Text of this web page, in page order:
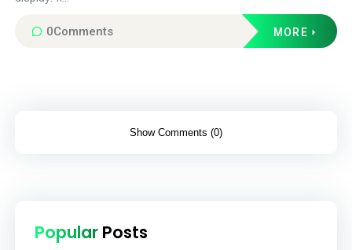
0Comments MORE
Show Comments (0)
Popular Posts